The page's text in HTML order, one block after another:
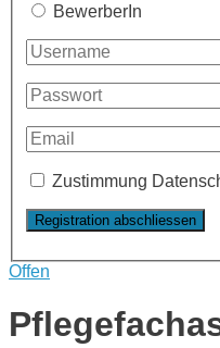
BewerberIn
Zustimmung
Offen